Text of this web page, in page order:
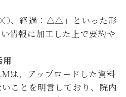
〇、経過：△△」といった形
情報に加工した上で要約や
は、アップロードした資料
ことを明言しており、院内